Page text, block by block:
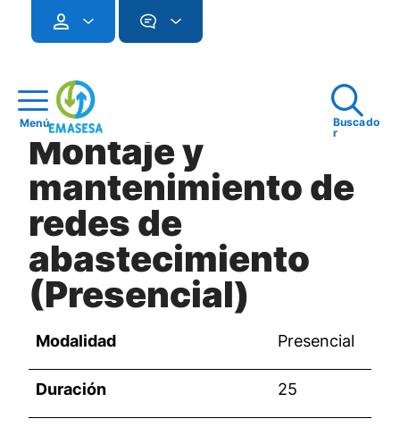
Menú
Buscado
r
Montaje y
mantenimiento de
redes de
abastecimiento
(Presencial)
Modalidad Presencial
Duración 25